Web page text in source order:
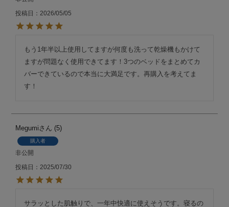
投稿日
2026/05/05
もう1年半以上使用してますが何度も洗って乾燥機もかけて
ますが問題なく使用できてます！3つのベッドをまとめてカ
バーできているので本当に大満足です。再購入を考えてま
す！
Megumi 5
購入者
非公開
投稿日
2025/07/30
サラッとした肌触りで、一年中快適に使えそうです。寝るの